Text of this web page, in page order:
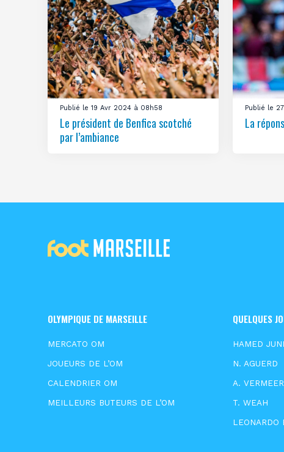
Publié le 19 Avr 2024 à 08h58
Le président de Benfica scotché
par l’ambiance
Publié le
La
OLYMPIQUE DE MARSEILLE
MERCATO OM
JOUEURS DE L’OM
CALENDRIER OM
MEILLEURS BUTEURS DE L’OM
QUELQUES
HAMED
N. AGUERD
A.
T. WEAH
LEONARDO